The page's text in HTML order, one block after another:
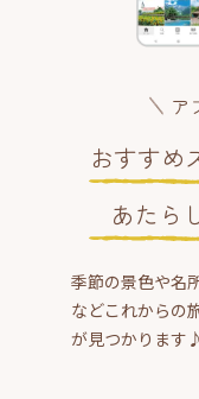
ア
おすすめ
あたら
季節の景色や名
などこれからの
が見つかります♪